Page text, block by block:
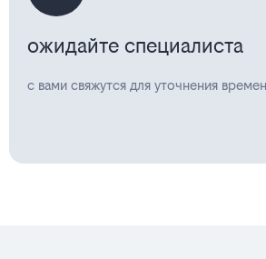
ожидайте специалиста
с вами свяжутся для уточнения